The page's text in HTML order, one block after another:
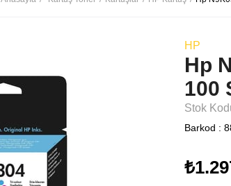
HP
Hp
100
Stok
Barkod :